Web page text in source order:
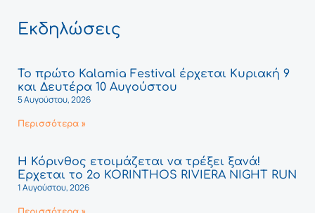
Εκδηλώσεις
Το πρώτο Kalamia Festival έρχεται Κυριακή 9
και Δευτέρα 10 Αυγούστου
5 Αυγούστου, 2026
Περισσότερα »
Η Κόρινθος ετοιμάζεται να τρέξει ξανά!
Έρχεται το 2ο KORINTHOS RIVIERA NIGHT RUN
1 Αυγούστου, 2026